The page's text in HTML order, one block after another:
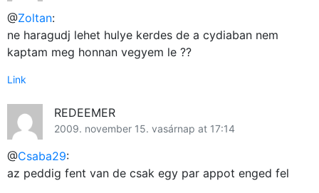
@Zoltan:
ne haragudj lehet hulye kerdes de a cydiaban nem
kaptam meg honnan vegyem le ??
Link
REDEEMER
2009. november 15. vasárnap at 17:14
@Csaba29:
az peddig fent van de csak egy par appot enged fel